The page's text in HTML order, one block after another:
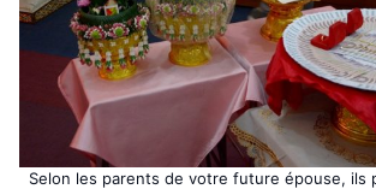
Selon les parents de votre future épouse, ils